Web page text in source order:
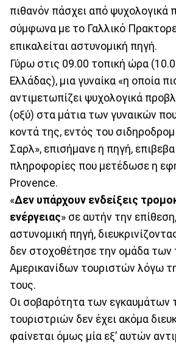
πιθανόν πάσχει από ψυχολογικά
σύμφωνα με το Γαλλικό
επικαλείται αστυνομική πηγή.
Γύρω στις 09.00 τοπική ώρα
Ελλάδας), μια γυναίκα «η οποία
αντιμετωπίζει ψυχολογικά
(οξύ) στα μάτια των γυναικών
κοντά της, εντός του
Σαρλ», επισήμανε η πηγή,
πληροφορίες που μετέδωσε η
Provence.
«Δεν υπάρχουν ενδείξεις
ενέργειας» σε αυτήν την
αστυνομική πηγή,
δεν στοχοθέτησε την ομάδα
Αμερικανίδων τουριστών λόγω
τους.
Οι σοβαρότητα των εγκαυμάτων
τουριστριών δεν έχει ακόμα
φαίνεται όμως μία εξ’ αυτών